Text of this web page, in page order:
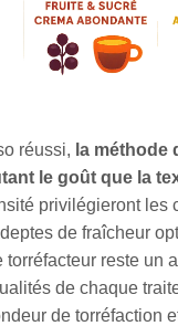
réussi, la méthode
le goût que la
privilégieront les
de fraîcheur
torréfacteur reste un
de chaque
de torréfaction